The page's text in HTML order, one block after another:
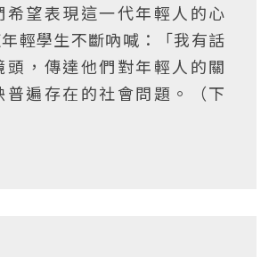
希望表現這一代年輕人的心
輕學生不斷吶喊：「我有話
頭，傳達他們對年輕人的關
普遍存在的社會問題。（下